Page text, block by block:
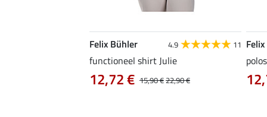
Felix Bühler 4.9 11
functioneel shirt Julie
15,90 €22,90 €
12,72 €